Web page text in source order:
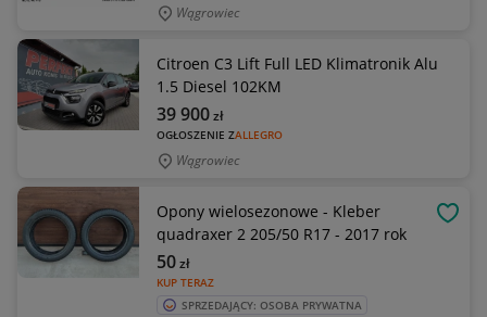
Wągrowiec
Citroen C3 Lift Full LED Klimatronik Alu
1.5 Diesel 102KM
OGŁOSZENIE ZALLEGRO
39 900zł
Wągrowiec
Opony wielosezonowe - Kleber
quadraxer 2 205/50 R17 - 2017 rok
KUP TERAZ
50zł
SPRZEDAJĄCY: OSOBA PRYWATNA